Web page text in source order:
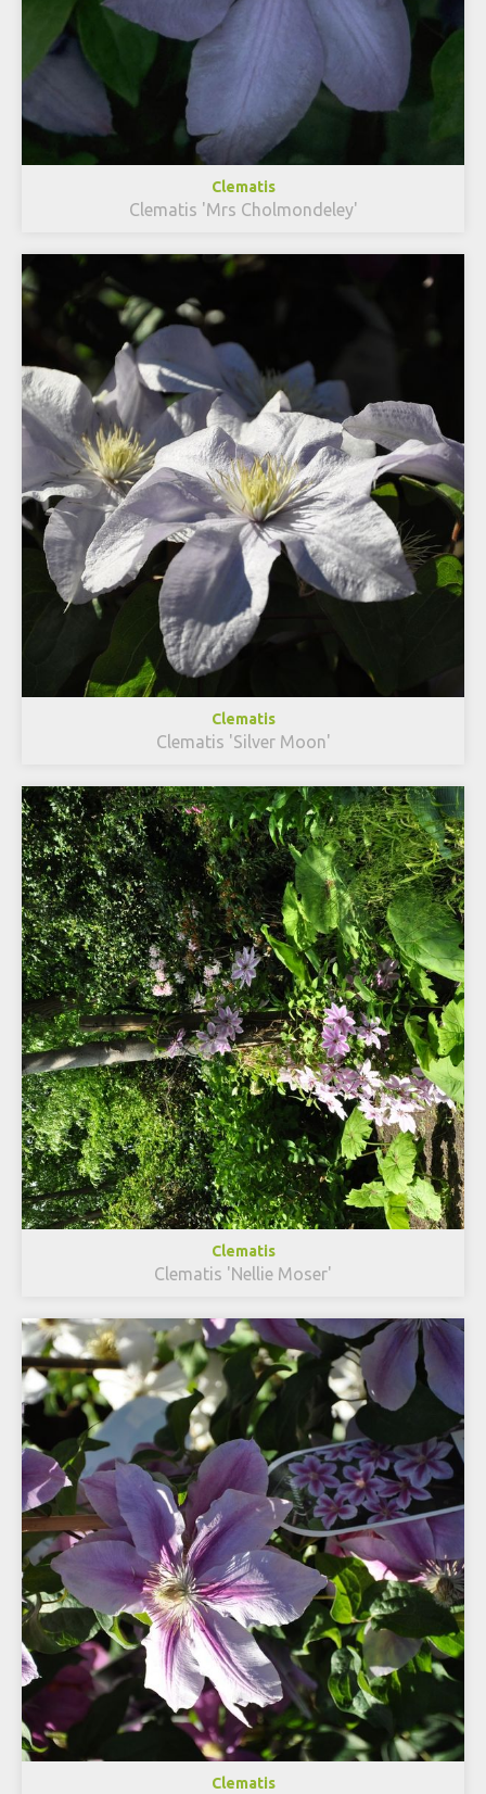
Clematis
Clematis 'Mrs Cholmondeley'
Clematis
Clematis 'Silver Moon'
Clematis
Clematis 'Nellie Moser'
Clematis